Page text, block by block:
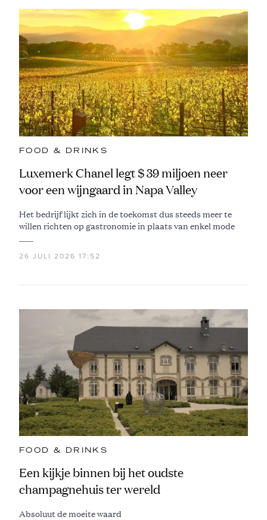
FOOD & DRINKS
Luxemerk Chanel legt $ 39 miljoen neer
voor een wijngaard in Napa Valley
Het bedrijf lijkt zich in de toekomst dus steeds meer te
willen richten op gastronomie in plaats van enkel mode
26 JULI 2026 17:52
FOOD & DRINKS
Een kijkje binnen bij het oudste
champagnehuis ter wereld
Absoluut de moeite waard